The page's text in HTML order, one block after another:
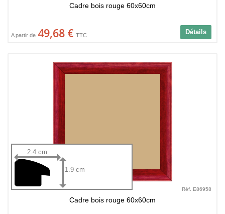
Cadre bois rouge 60x60cm
Détails
A partir de 49,68 € TTC
2.4 cm
1.9 cm
Réf. E86958
Cadre bois rouge 60x60cm